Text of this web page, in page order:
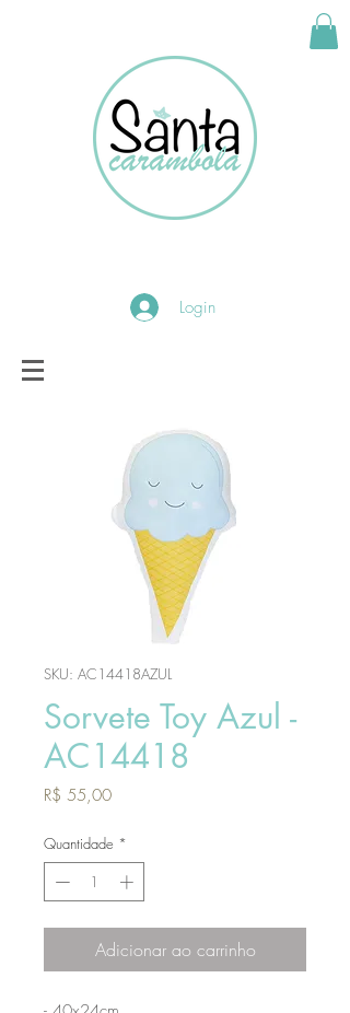
Login
SKU: AC14418AZUL
Sorvete Toy Azul -
AC14418
R$ 55,00Preço
Quantidade *
Adicionar ao carrinho